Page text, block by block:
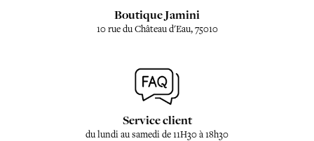
Boutique Jamini
10 rue du Château d'Eau, 75010
Service client
du lundi au samedi de 11H30 à 18h30